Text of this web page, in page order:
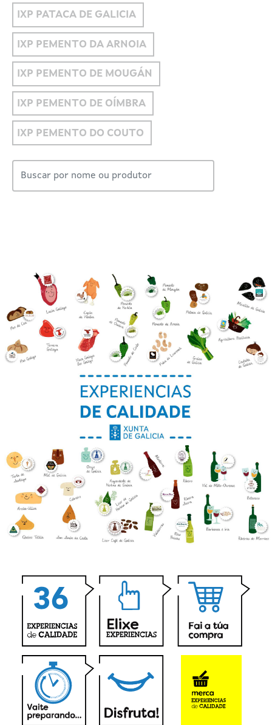
IXP PATACA DE GALICIA
IXP PEMENTO DA ARNOIA
IXP PEMENTO DE MOUGÁN
IXP PEMENTO DE OÍMBRA
IXP PEMENTO DO COUTO